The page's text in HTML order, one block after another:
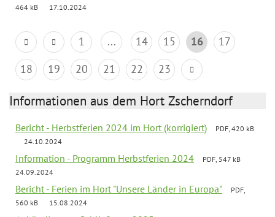
464 kB
17.10.2024
1 ... 14 15 16
17
18
19 20 21 22 23
Informationen aus dem Hort Zscherndorf
Bericht - Herbstferien 2024 im Hort (korrigiert)
PDF, 420 kB
24.10.2024
Information - Programm Herbstferien 2024
PDF, 547 kB
24.09.2024
Bericht - Ferien im Hort "Unsere Länder in Europa"
PDF,
560 kB
15.08.2024